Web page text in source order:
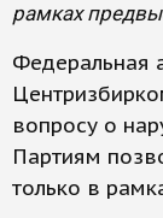
рамках
Федеральная
вопросу о
Партиям
только в